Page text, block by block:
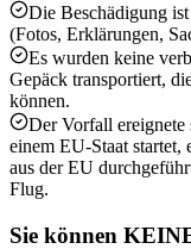
Die Beschädigung
(Fotos, Erklärungen,
Es wurden keine
Gepäck transportiert,
können.
Der Vorfall ereignete
einem EU-Staat startet,
aus der EU
Flug.
Sie können